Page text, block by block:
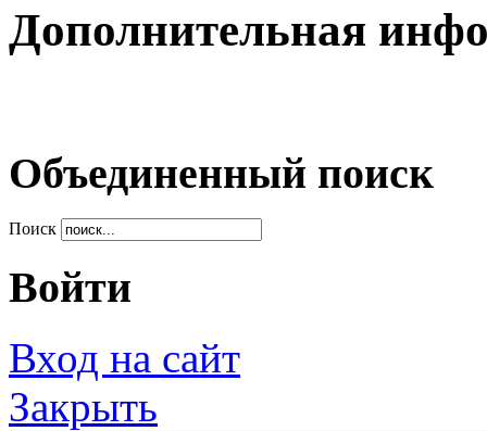
Дополнительная
Объединенный поиск
Поиск
Войти
Вход на сайт
Закрыть